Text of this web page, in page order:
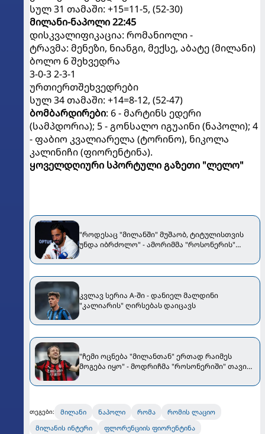
სულ 31 თამაში: +15=11-5, (52-30)
მილანი-ნაპოლი 22:45
დისკვალიფიკაცია: რომანიოლი -
ტრავმა: მენეზი, ნიანგი, მექსე, აბატე (მილანი)
ბოლო 6 შეხვედრა
3-0-3 2-3-1
ურთიერთშეხვედრები
სულ 34 თამაში: +14=8-12, (52-47)
ბომბარდირები: 6 - მარტინს ედერი
(სამპდორია); 5 - გონსალო იგუაინი (ნაპოლი); 4
- ფაბიო კვალიარელა (ტორინო), ნიკოლა
კალინიჩი (ფიორენტინა).
ყოველდღიური სპორტული გაზეთი "ლელო"
"როდესაც "მილანში" მუშაობ, ტიტულისთვის
უნდა იბრძოლო" - ამორიმმა "როსონერის"
კვლავ სერია A-ში - დანიელ მალდინი
"კალიარის" ღირსებას დაიცავს
"ჩემი ოცნება "მილანთან" ერთად რაიმეს
მოგება იყო" - მოდრიჩმა "როსონერიში" თავის
თეგები: მილანი ნაპოლი რომა
რომის ლაციო
მილანის ინტერი
ფლორენციის ფიორენტინა